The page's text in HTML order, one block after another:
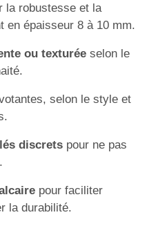
la robustesse et la
en épaisseur 8 à 10 mm.
ou texturée selon le
selon le style et
discrets pour ne pas
pour faciliter
la durabilité.